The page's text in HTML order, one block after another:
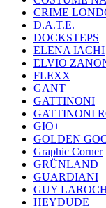
CRIME
D.A.T.E.
DOCKSTEPS
ELENA IACHI
ELVIO
FLEXX
GANT
GATTINONI
GATTINONI
GIO+
GOLDEN
Graphic Corner
GRÜNLAND
GUARDIANI
GUY
HEYDUDE